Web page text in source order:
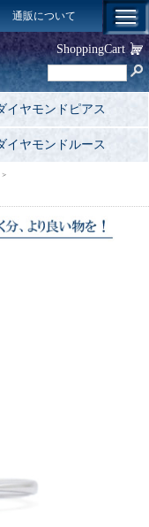
通販について
イヤモンドピアス
イヤモンドルース
ShoppingCart